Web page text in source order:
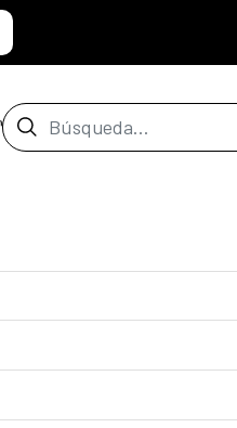
Barra de búsqueda